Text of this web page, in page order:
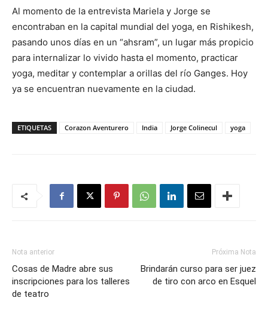
Al momento de la entrevista Mariela y Jorge se
encontraban en la capital mundial del yoga, en Rishikesh,
pasando unos días en un “ahsram”, un lugar más propicio
para internalizar lo vivido hasta el momento, practicar
yoga, meditar y contemplar a orillas del río Ganges. Hoy
ya se encuentran nuevamente en la ciudad.
ETIQUETAS Corazon Aventurero India Jorge Colinecul yoga
Nota anterior
Cosas de Madre abre sus
inscripciones para los talleres
de teatro
Próxima Nota
Brindarán curso para ser juez
de tiro con arco en Esquel